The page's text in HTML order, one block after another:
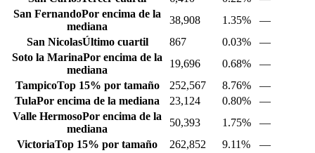
San FernandoPor encima de la
mediana
38,908 1.35%
—
San NicolasÚltimo cuartil 867 0.03%
—
Soto la MarinaPor encima de la
mediana
19,696 0.68%
—
TampicoTop 15% por tamaño 252,567 8.76%
—
TulaPor encima de la mediana 23,124 0.80%
—
Valle HermosoPor encima de la
mediana
50,393 1.75%
—
VictoriaTop 15% por tamaño 262,852 9.11%
—